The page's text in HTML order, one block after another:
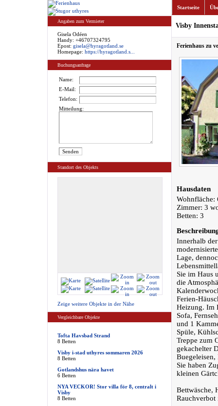
Angaben zum Vermieter
Gisela Odéen
Handy: +46707324795
Epost: gisela@hyragotland.se
Homepage: https://hyragotland.s...
Buchungsanfrage
Name:
E-Mail:
Telefon:
Mitteilung:
Standort des Objekts
Zeige weitere Objekte in der Nähe
Vergleichbare Objekte
Tofta Havsbad Strand
8 Betten
Visby i-stad uthyres sommaren 2026
8 Betten
Gotlandshus nära havet
6 Betten
NYA VECKOR! Stor villa för 8, centralt i
Visby
8 Betten
Startseite
Visby
Ferienhaus zu
Hausdaten
Wohnfläche:
Zimmer: 3
Betten: 3
Innerhalb
Lage,
Sie im Haus
die
Ferien-
Heizung. Im
Sofa,
und 1
Spüle,
Treppe zum
gekachelter
Buegeleisen,
Sie haben
kleinen
Bettwäsche,
Rauchverbot